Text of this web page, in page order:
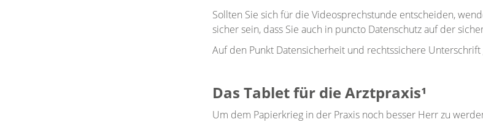
Sollten Sie sich für die Videosprechstunde entscheiden,
sicher sein, dass Sie auch in puncto Datenschutz auf der
Auf den Punkt Datensicherheit und rechtssichere
Das Tablet für die Arztpraxis¹
Um dem Papierkrieg in der Praxis noch besser Herr zu